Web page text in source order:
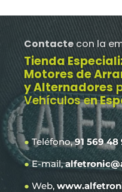
Contacte con la
Tienda
Motores de
y Alternadores
Vehículos en
●Teléfono,91 569 48
●E-mail,
● Web,